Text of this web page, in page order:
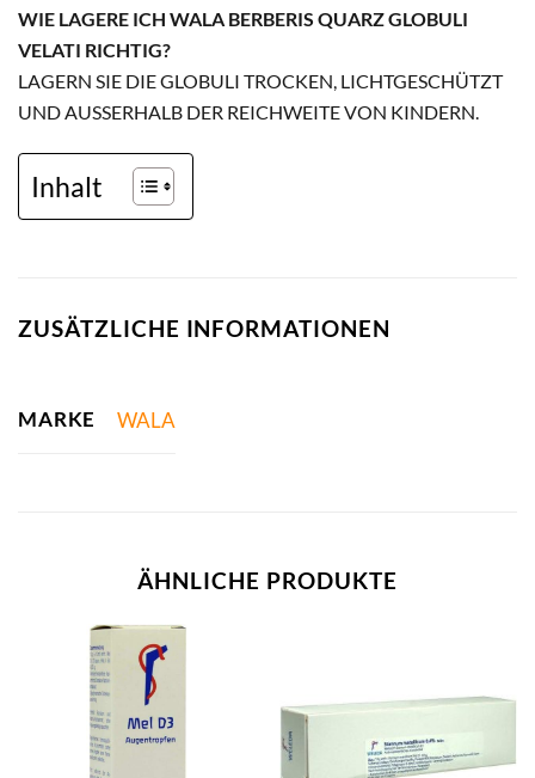
WIE LAGERE ICH WALA BERBERIS QUARZ GLOBULI
VELATI RICHTIG?
LAGERN SIE DIE GLOBULI TROCKEN, LICHTGESCHÜTZT
UND AUSSERHALB DER REICHWEITE VON KINDERN.
Inhalt
ZUSÄTZLICHE INFORMATIONEN
MARKE WALA
ÄHNLICHE PRODUKTE